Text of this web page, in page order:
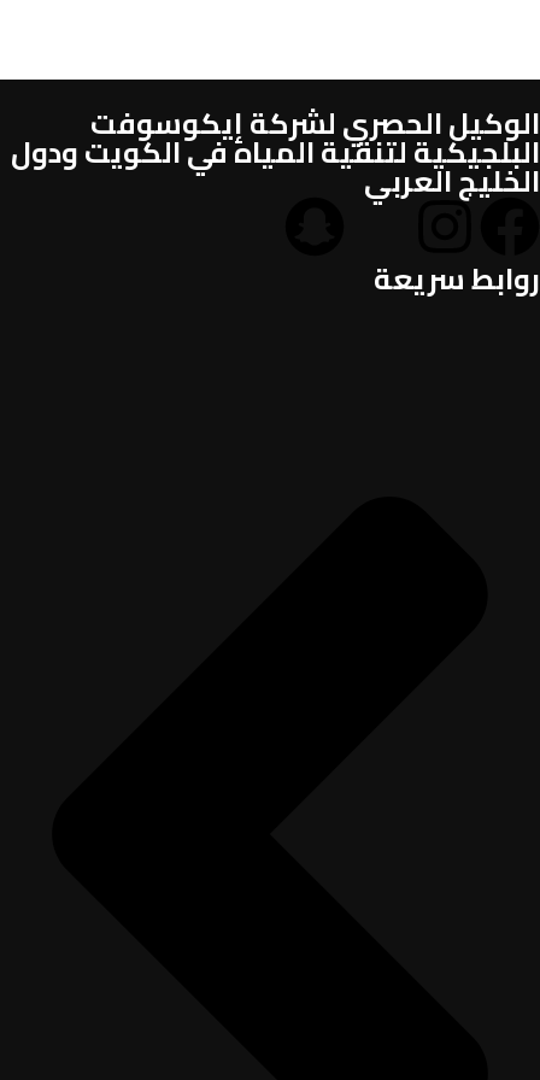
الوكيل الحصري لشركة إيكوسوفت
البلجيكية لتنقية المياه في الكويت ودول
الخليج العربي
روابط سريعة